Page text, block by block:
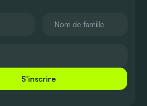
S'inscrire